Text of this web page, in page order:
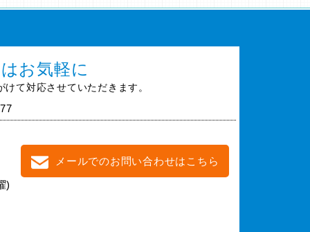
お気軽に
て対応させていただきます。
)
メールでのお問い合わせはこちら